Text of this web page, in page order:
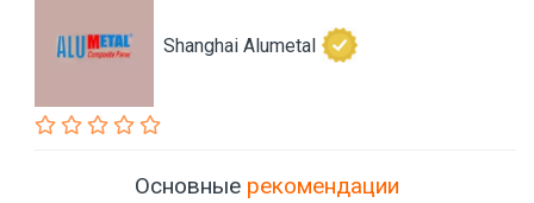
Shanghai Alumetal
Основные рекомендации